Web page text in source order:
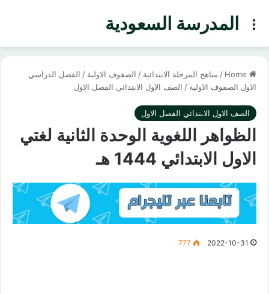
المدرسة السعوديةMenu
/ مناهج المرحلة الابتدائية / الصفوف الاولىة / الفصل الدراسي
الاول الصفوف الاولية / الصف الاول الابتدائي الفصل الاول
الصف الاول الابتدائي الفصل الاول
الظواهر اللغوية الوحدة الثانية لغتي
الاول الابتدائي 1444 هـ
2022-10-31
777